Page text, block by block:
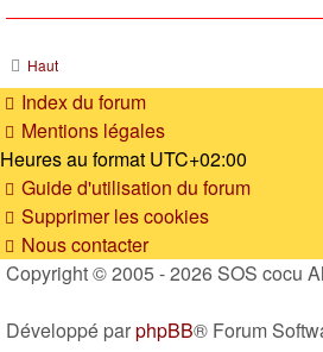
J'ai tout essayé. Je crois
très compliqué dans ma
Eux aimeraient. Ce serait
simple.
Bonne soirée
Haut
Index du forum
Mentions légales
Heures au format UTC+02:00
Guide d'utilisation du forum
Supprimer les cookies
Nous contacter
Copyright © 2005 - 2026 SOS cocu
Développé parphpBB® Forum